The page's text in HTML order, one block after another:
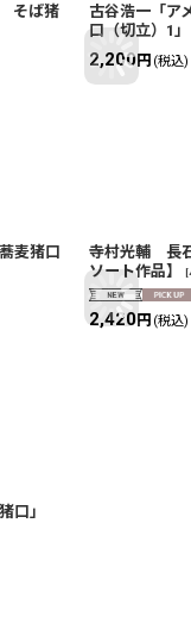
そば猪
古谷浩一「
口（切立）1」
2,200円 (税込)
麦猪口
寺村光輔 長
ソート作品】
2,420円 (税込)
口」